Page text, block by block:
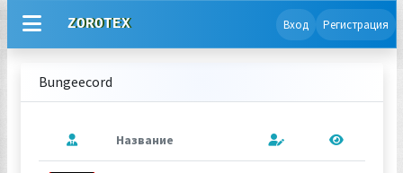
ZOROTEX Вход Регистрация
Bungeecord
Название